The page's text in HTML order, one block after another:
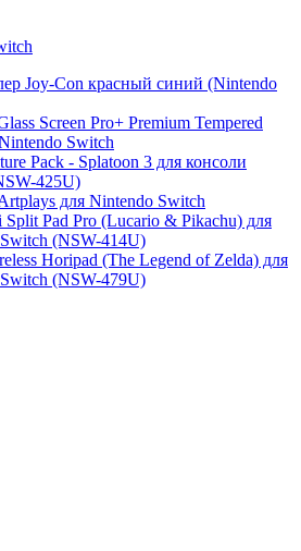
Joy-Con красный синий (Nintendo
Screen Pro+ Premium Tempered
Switch
Pack - Splatoon 3 для консоли
425U)
для Nintendo Switch
Pad Pro (Lucario & Pikachu) для
(NSW-414U)
Horipad (The Legend of Zelda) для
(NSW-479U)